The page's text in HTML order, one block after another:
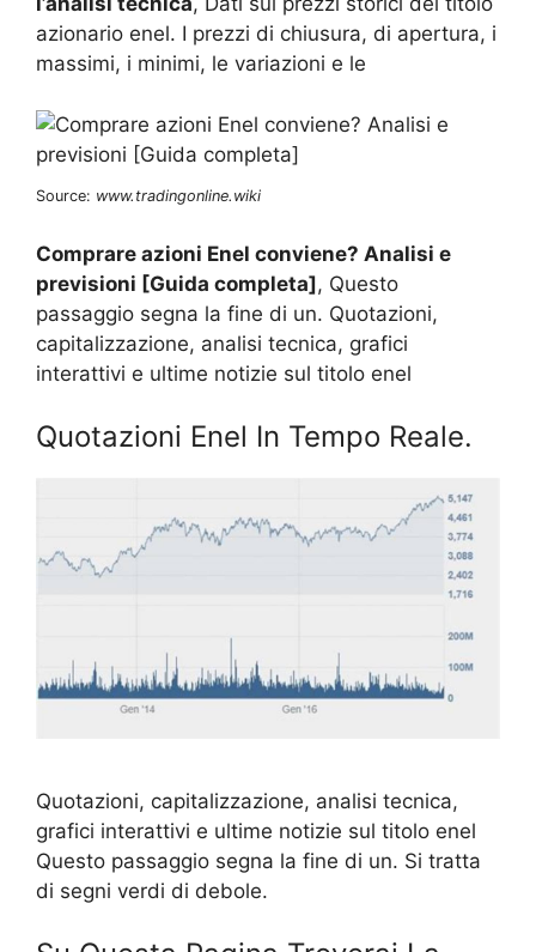
azionario enel. I prezzi di chiusura, di apertura, i
massimi, i minimi, le variazioni e le
Source: www.tradingonline.wiki
Comprare azioni Enel conviene? Analisi e
previsioni [Guida completa], Questo
passaggio segna la fine di un. Quotazioni,
capitalizzazione, analisi tecnica, grafici
interattivi e ultime notizie sul titolo enel
Quotazioni Enel In Tempo Reale.
Quotazioni, capitalizzazione, analisi tecnica,
grafici interattivi e ultime notizie sul titolo enel
Questo passaggio segna la fine di un. Si tratta
di segni verdi di debole.